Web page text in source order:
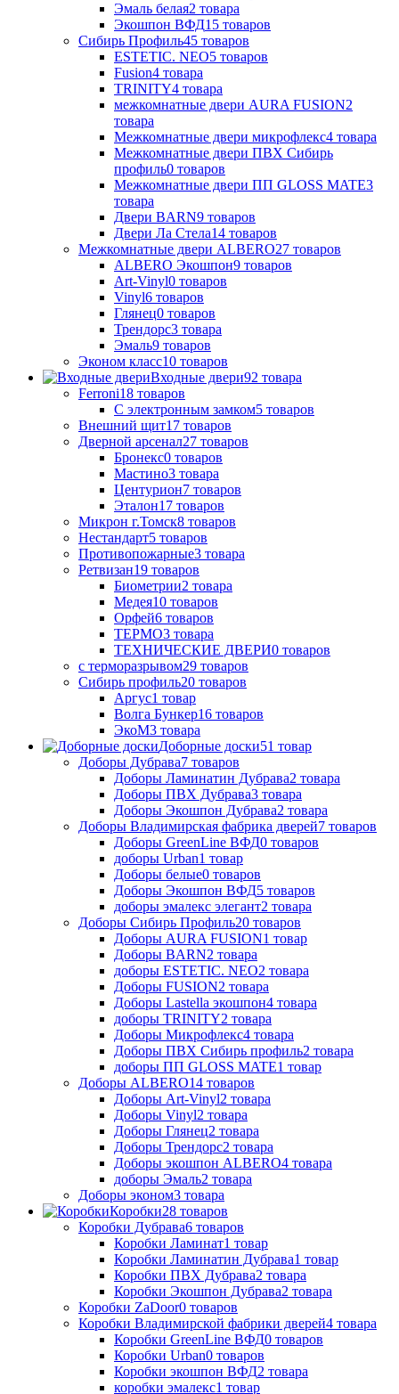
Эмаль белая2 товара
Экошпон ВФД15 товаров
Сибирь Профиль45 товаров
ESTETIC. NEO5 товаров
Fusion4 товара
TRINITY4 товара
межкомнатные двери AURA FUSION2
товара
Межкомнатные двери микрофлекс4 товара
Межкомнатные двери ПВХ Сибирь
профиль0 товаров
Межкомнатные двери ПП GLOSS MATE3
товара
Двери BARN9 товаров
Двери Ла Стела14 товаров
Межкомнатные двери ALBERO27 товаров
ALBERO Экошпон9 товаров
Art-Vinyl0 товаров
Vinyl6 товаров
Глянец0 товаров
Трендорс3 товара
Эмаль9 товаров
Эконом класс10 товаров
Входные двери92 товара
Ferroni18 товаров
С электронным замком5 товаров
Внешний щит17 товаров
Дверной арсенал27 товаров
Бронекс0 товаров
Мастино3 товара
Центурион7 товаров
Эталон17 товаров
Микрон г.Томск8 товаров
Нестандарт5 товаров
Противопожарные3 товара
Ретвизан19 товаров
Биометрии2 товара
Медея10 товаров
Орфей6 товаров
ТЕРМО3 товара
ТЕХНИЧЕСКИЕ ДВЕРИ0 товаров
с терморазрывом29 товаров
Сибирь профиль20 товаров
Аргус1 товар
Волга Бункер16 товаров
ЭкоМ3 товара
Доборные доски51 товар
Доборы Дубрава7 товаров
Доборы Ламинатин Дубрава2 товара
Доборы ПВХ Дубрава3 товара
Доборы Экошпон Дубрава2 товара
Доборы Владимирская фабрика дверей7 товаров
Доборы GreenLine ВФД0 товаров
доборы Urban1 товар
Доборы белые0 товаров
Доборы Экошпон ВФД5 товаров
доборы эмалекс элегант2 товара
Доборы Сибирь Профиль20 товаров
Доборы AURA FUSION1 товар
Доборы BARN2 товара
доборы ESTETIC. NEO2 товара
Доборы FUSION2 товара
Доборы Lastella экошпон4 товара
доборы TRINITY2 товара
Доборы Микрофлекс4 товара
Доборы ПВХ Сибирь профиль2 товара
доборы ПП GLOSS MATE1 товар
Доборы ALBERO14 товаров
Доборы Art-Vinyl2 товара
Доборы Vinyl2 товара
Доборы Глянец2 товара
Доборы Трендорс2 товара
Доборы экошпон ALBERO4 товара
доборы Эмаль2 товара
Доборы эконом3 товара
Коробки28 товаров
Коробки Дубрава6 товаров
Коробки Ламинат1 товар
Коробки Ламинатин Дубрава1 товар
Коробки ПВХ Дубрава2 товара
Коробки Экошпон Дубрава2 товара
Коробки ZaDoor0 товаров
Коробки Владимирской фабрики дверей4 товара
Коробки GreenLine ВФД0 товаров
Коробки Urban0 товаров
Коробки экошпон ВФД2 товара
коробки эмалекс1 товар